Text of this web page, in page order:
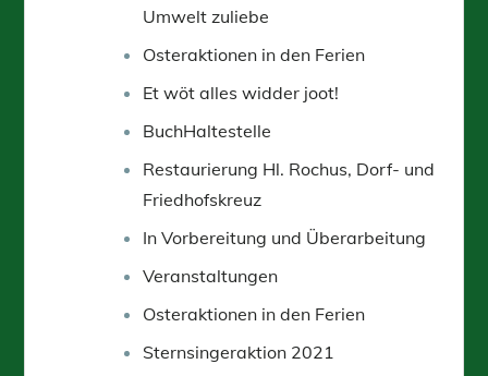
Umwelt zuliebe
Osteraktionen in den Ferien
Et wöt alles widder joot!
BuchHaltestelle
Restaurierung Hl. Rochus, Dorf- und
Friedhofskreuz
In Vorbereitung und Überarbeitung
Veranstaltungen
Osteraktionen in den Ferien
Sternsingeraktion 2021